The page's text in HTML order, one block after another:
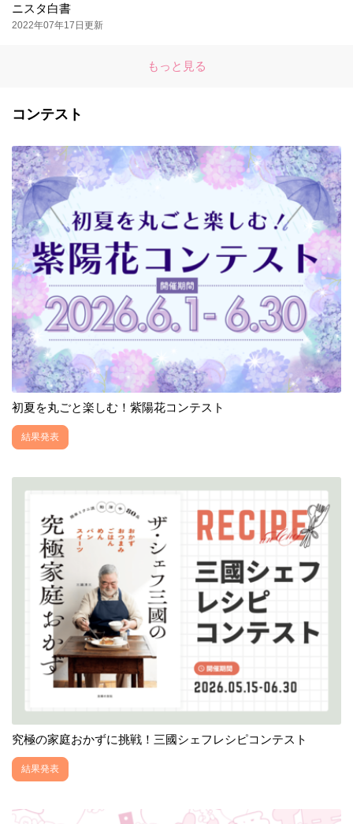
ニスタ白書
2022年07年17日更新
もっと見る
コンテスト
初夏を丸ごと楽しむ！紫陽花コンテスト
結果発表
究極の家庭おかずに挑戦！三國シェフレシピコンテスト
結果発表